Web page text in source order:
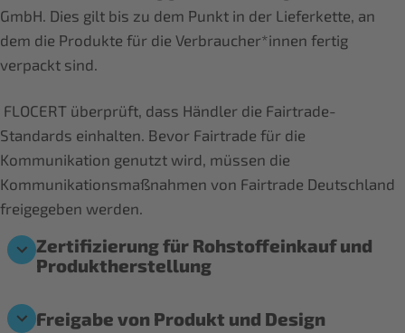
GmbH. Dies gilt bis zu dem Punkt in der Lieferkette, an
dem die Produkte für die Verbraucher*innen fertig
verpackt sind.
FLOCERT überprüft, dass Händler die Fairtrade-
Standards einhalten. Bevor Fairtrade für die
Kommunikation genutzt wird, müssen die
Kommunikationsmaßnahmen von Fairtrade Deutschland
freigegeben werden.
Zertifizierung für Rohstoffeinkauf und
Produktherstellung
Freigabe von Produkt und Design